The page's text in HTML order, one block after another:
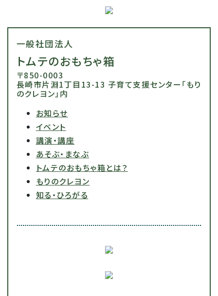
一般社団法人
トムテのおもちゃ箱
〒850-0003
長崎市片淵1丁目13-13 子育て支援センター「もり
のクレヨン」内
お知らせ
イベント
講演・講座
あそぶ・まなぶ
トムテのおもちゃ箱とは？
もりのクレヨン
知る・ひろがる